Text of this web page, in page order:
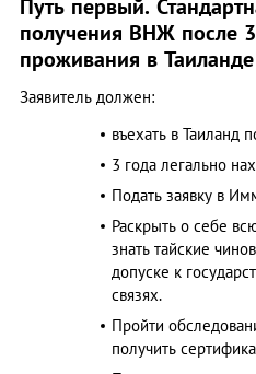
Путь первый.
получения ВНЖ после
проживания в Таиланде
Заявитель должен:
въехать в Таиланд
3 года легально
Подать заявку в
Раскрыть о себе
знать тайские
допуске к
связях.
Пройти
получить